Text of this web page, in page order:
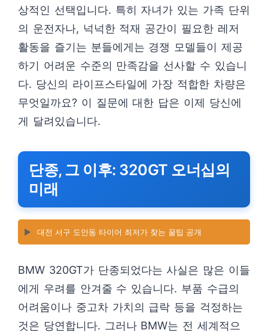
상적인 선택입니다. 특히 자녀가 있는 가족 단위
의 운전자나, 넉넉한 적재 공간이 필요한 레저
활동을 즐기는 분들에게는 경쟁 모델들이 제공
하기 어려운 수준의 만족감을 선사할 수 있습니
다. 당신의 라이프스타일에 가장 적합한 차량은
무엇일까요? 이 질문에 대한 답은 이제 당신에
게 달려있습니다.
단종, 그 이후: 320GT 오너십의
미래
▶️ 대전 서구 도안동 타이어 최저가 찾는 꿀팁 공개
BMW 320GT가 단종되었다는 사실은 많은 이들
에게 우려를 안겨줄 수 있습니다. 부품 수급의
어려움이나 중고차 가치의 급락 등을 걱정하는
것은 당연합니다. 그러나 BMW는 전 세계적으